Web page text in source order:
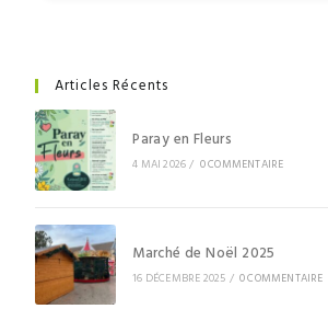
Articles Récents
Paray en Fleurs
4 MAI 2026 / 0 COMMENTAIRE
Marché de Noël 2025
16 DÉCEMBRE 2025 / 0 COMMENTAIRE